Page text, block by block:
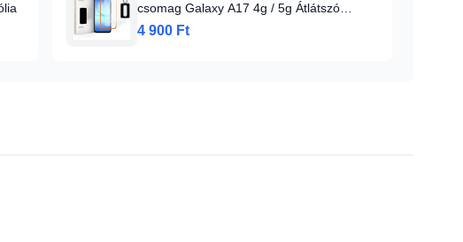
csomag Galaxy A17 4g / 5g Átlátszó
üvegfólia
4 900 Ft